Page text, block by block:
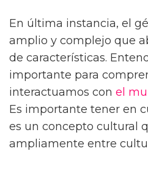
En última instancia, el
amplio y complejo que
de características.
importante para
interactuamos con el
Es importante tener en
es un concepto cultural
ampliamente entre